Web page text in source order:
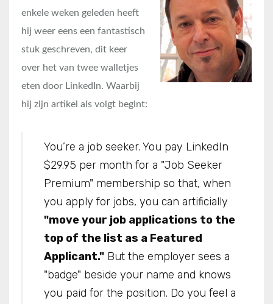
enkele weken geleden heeft
hij weer eens een fantastisch
stuk geschreven, dit keer
over het van twee walletjes
eten door LinkedIn. Waarbij
hij zijn artikel als volgt begint:
You’re a job seeker. You pay LinkedIn
$29.95 per month for a "Job Seeker
Premium" membership so that, when
you apply for jobs, you can artificially
"move your job applications to the
top of the list as a Featured
Applicant." But the employer sees a
"badge" beside your name and knows
you paid for the position. Do you feel a